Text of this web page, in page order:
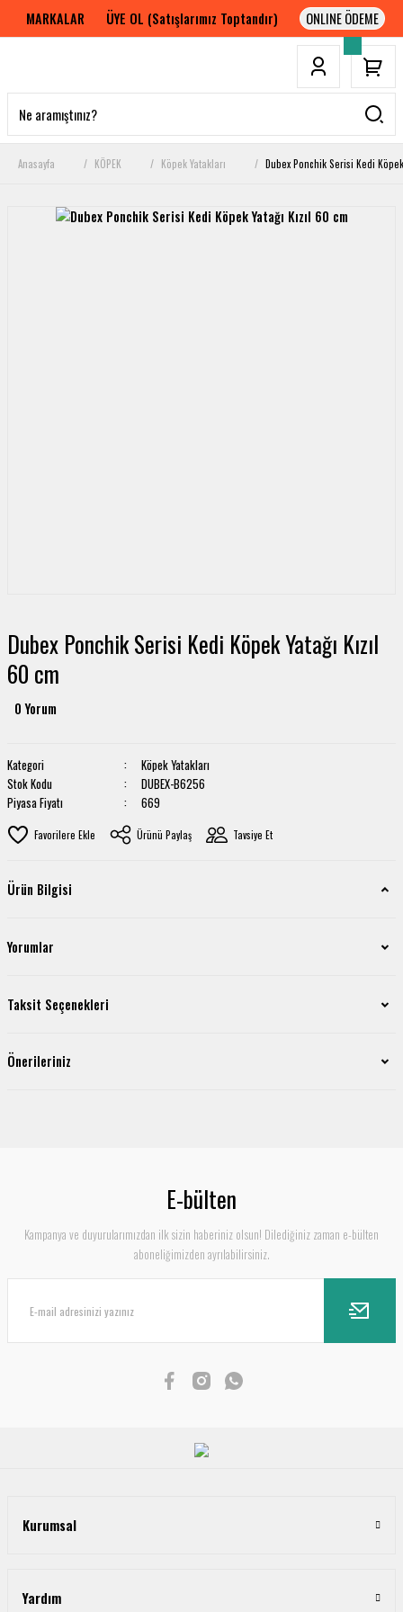
MARKALAR ÜYE OL (Satışlarımız Toptandır)
Anasayfa KÖPEK Köpek Yatakları Dubex Ponchik Serisi Kedi Köpek
Dubex Ponchik Serisi Kedi Köpek Yatağı Kızıl
60 cm
0 Yorum
Kategori
Köpek Yatakları
Stok Kodu
DUBEX-B6256
Piyasa Fiyatı
669
Ürünü Paylaş Tavsiye Et
Ürün Bilgisi
Yorumlar
Taksit Seçenekleri
Önerileriniz
E-bülten
Kampanya ve duyurularımızdan ilk sizin haberiniz olsun! Dilediğiniz zaman e-bülten
aboneliğimizden ayrılabilirsiniz.
Kurumsal
Yardım